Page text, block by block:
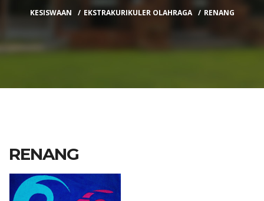
KESISWAAN EKSTRAKURIKULER OLAHRAGA RENANG
RENANG